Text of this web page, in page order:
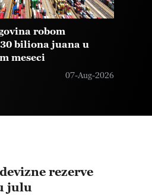
robom
biliona juana u
meseci
07-Aug-2026
rezerve
julu